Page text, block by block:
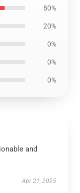
80%
20%
0%
0%
0%
and
Apr 21, 2025